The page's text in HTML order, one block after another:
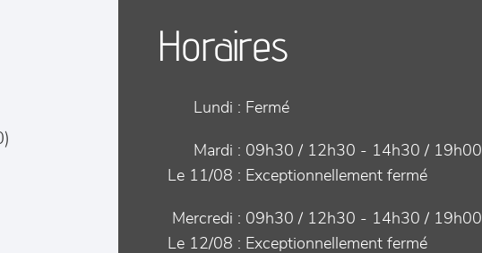
)
Horaires
Lundi : Fermé
Mardi : 09h30 / 12h30 - 14h30 / 19h00
Le 11/08 : Exceptionnellement fermé
Mercredi : 09h30 / 12h30 - 14h30 / 19h00
Le 12/08 : Exceptionnellement fermé